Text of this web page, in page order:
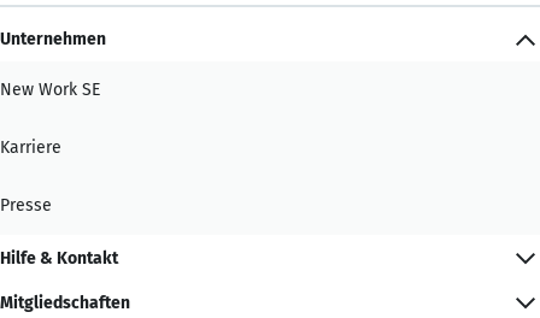
Unternehmen
New Work SE
Karriere
Presse
Hilfe & Kontakt
Mitgliedschaften